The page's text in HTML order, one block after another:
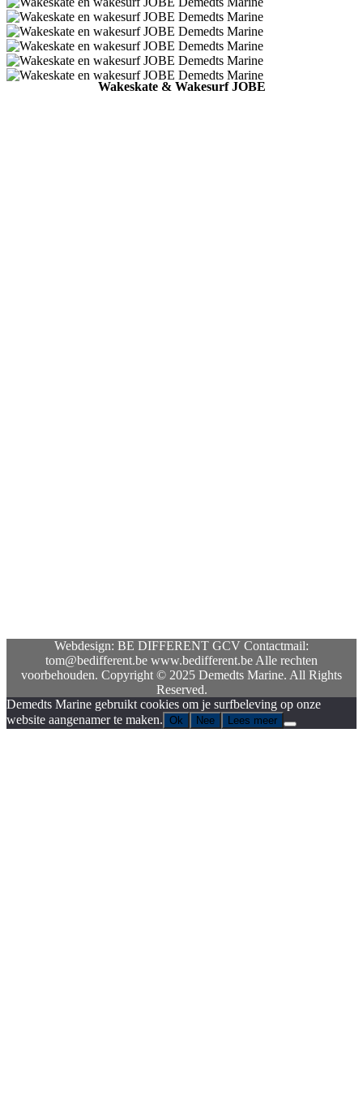
Wakeskate & Wakesurf JOBE
Webdesign: BE DIFFERENT GCV Contactmail:
tom@bedifferent.be www.bedifferent.be Alle rechten
voorbehouden. Copyright © 2025 Demedts Marine. All Rights
Reserved.
Demedts Marine gebruikt cookies om je surfbeleving op onze
website aangenamer te maken. Ok Nee Lees meer